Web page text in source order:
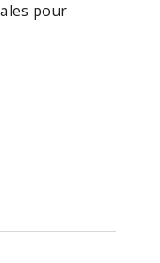
pour